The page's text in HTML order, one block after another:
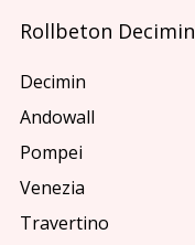
Rollbeton Decimin
Decimin
Andowall
Pompei
Venezia
Travertino